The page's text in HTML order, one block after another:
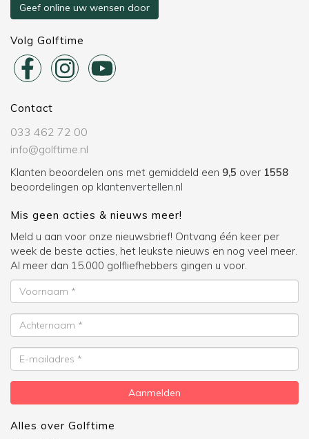
Geef online uw wensen door
Volg Golftime
Contact
033 462 72 00
info@golftime.nl
Klanten beoordelen ons met gemiddeld een 9,5 over 1558
beoordelingen op klantenvertellen.nl
Mis geen acties & nieuws meer!
Meld u aan voor onze nieuwsbrief! Ontvang één keer per
week de beste acties, het leukste nieuws en nog veel meer.
Al meer dan 15.000 golfliefhebbers gingen u voor.
Voornaam
Achternaam
E-
mailadres
Aanmelden
Alles over Golftime